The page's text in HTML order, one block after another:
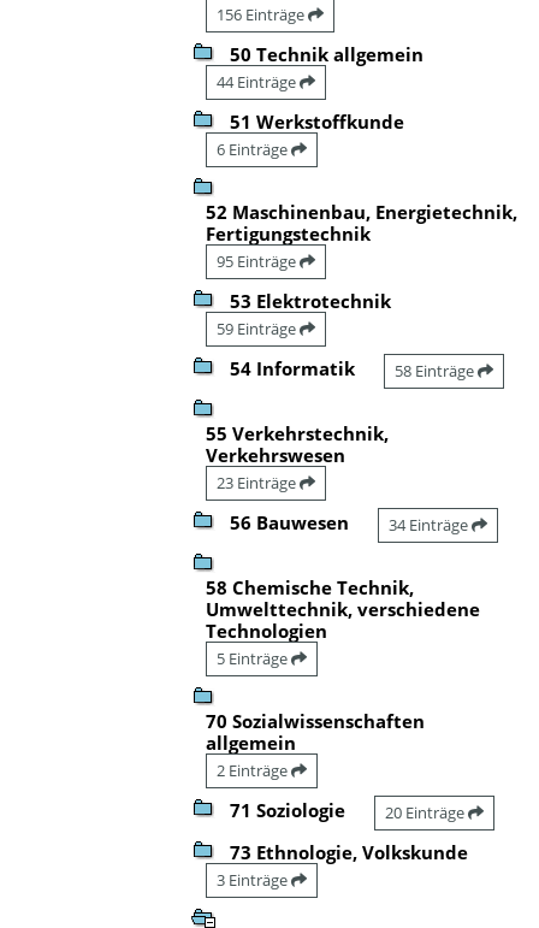
156 Einträge
50 Technik allgemein
44 Einträge
51 Werkstoffkunde
6 Einträge
52 Maschinenbau, Energietechnik,
Fertigungstechnik
95 Einträge
53 Elektrotechnik
59 Einträge
54 Informatik 58 Einträge
55 Verkehrstechnik,
Verkehrswesen
23 Einträge
56 Bauwesen 34 Einträge
58 Chemische Technik,
Umwelttechnik, verschiedene
Technologien
5 Einträge
70 Sozialwissenschaften
allgemein
2 Einträge
71 Soziologie 20 Einträge
73 Ethnologie, Volkskunde
3 Einträge